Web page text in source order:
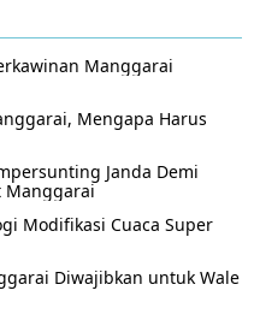
Manggarai
Mengapa Harus
Janda Demi
Manggarai
Modifikasi Cuaca Super
Diwajibkan untuk Wale